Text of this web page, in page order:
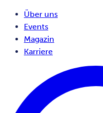
Über uns
Events
Magazin
Karriere